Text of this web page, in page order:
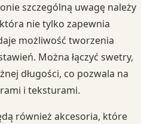
szczególną uwagę należy
nie tylko zapewnia
możliwość tworzenia
Można łączyć swetry,
długości, co pozwala na
i teksturami.
również akcesoria, które